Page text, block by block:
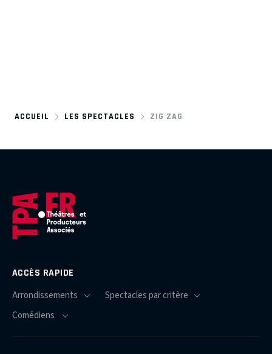
ACCUEIL LES SPECTACLES ZIG ZAG
ACCÈS RAPIDE